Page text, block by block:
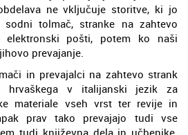
ne vključuje storitve, ki jo
sodni tolmač, stranke na zahtevo
pošti, potem ko naši
prevajanje.
in prevajalci na zahtevo strank
hrvaškega v italijanski jezik za
materiale vseh vrst ter revije in
prav tako prevajajo tudi vse
tudi književna dela in učbenike.